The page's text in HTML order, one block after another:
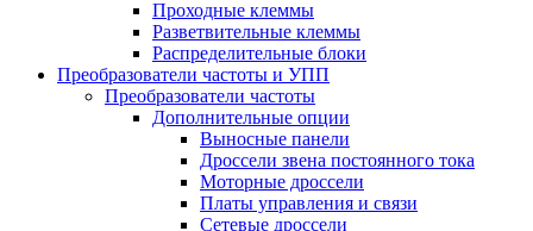
Проходные клеммы
Разветвительные клеммы
Распределительные блоки
Преобразователи частоты и УПП
Преобразователи частоты
Дополнительные опции
Выносные панели
Дроссели звена постоянного тока
Моторные дроссели
Платы управления и связи
Сетевые дроссели